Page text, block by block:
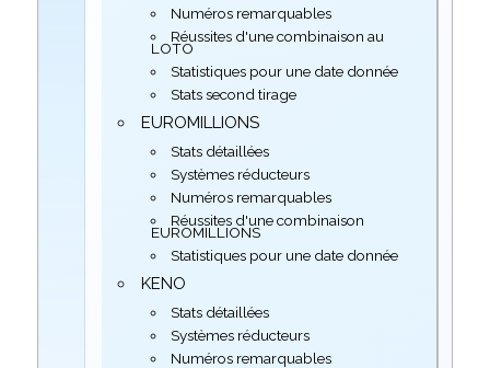
Numéros remarquables
Réussites d'une combinaison au
LOTO
Statistiques pour une date donnée
Stats second tirage
EUROMILLIONS
Stats détaillées
Systèmes réducteurs
Numéros remarquables
Réussites d'une combinaison
EUROMILLIONS
Statistiques pour une date donnée
KENO
Stats détaillées
Systèmes réducteurs
Numéros remarquables